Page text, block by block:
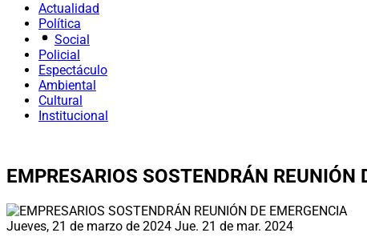
Actualidad
Política
Social
Policial
Espectáculo
Ambiental
Cultural
Institucional
EMPRESARIOS SOSTENDRÁN REUNIÓN
Jueves, 21 de marzo de 2024 Jue. 21 de mar. 2024